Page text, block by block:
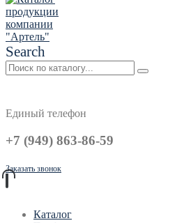
Search
Единый телефон
+7 (949) 863-86-59
Заказать звонок
Каталог